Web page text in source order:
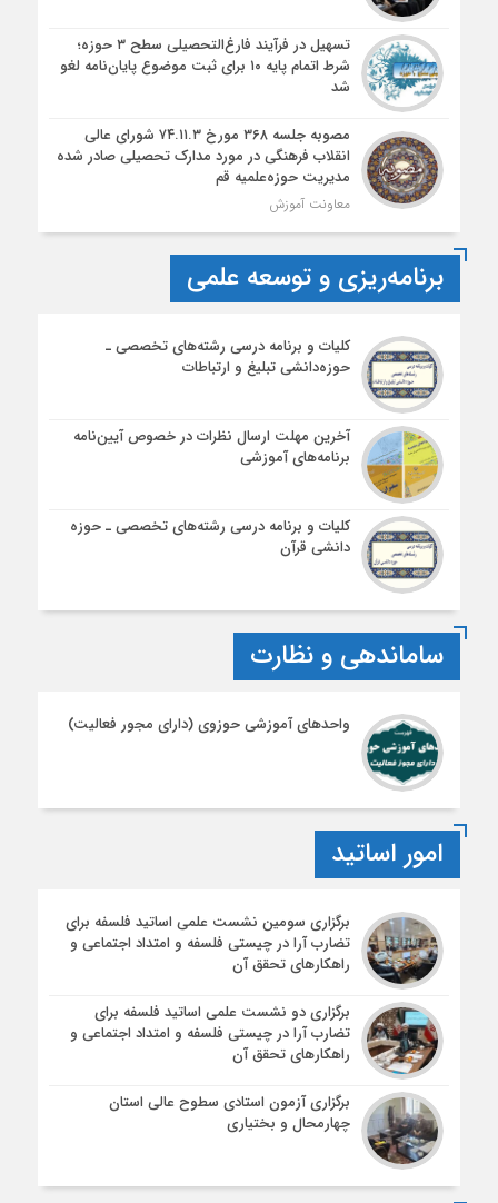
تسهیل در فرآیند فارغ‌التحصیلی سطح ۳ حوزه؛
شرط اتمام پایه ۱۰ برای ثبت موضوع پایان‌نامه لغو
شد
مصوبه جلسه ۳۶۸ مورخ ۷۴.۱۱.۳ شورای عالی
انقلاب فرهنگی در مورد مدارک تحصیلی صادر شده
مدیریت حوزه‌علمیه قم
معاونت آموزش
برنامه‌ریزی و توسعه علمی
کلیات و برنامه درسی رشته‌های تخصصی ـ
حوزه‌دانشی تبلیغ و ارتباطات
آخرین مهلت ارسال نظرات در خصوص آیین‌نامه‌
برنامه‌های آموزشی
کلیات و برنامه درسی رشته‌های تخصصی ـ حوزه
دانشی قرآن
ساماندهی و نظارت
واحدهای آموزشی حوزوی (دارای مجور فعالیت)
امور اساتید
برگزاری سومین نشست علمی اساتید فلسفه برای
تضارب آرا در چیستی فلسفه و امتداد اجتماعی و
راهکارهای تحقق آن
برگزاری دو نشست علمی اساتید فلسفه برای
تضارب آرا در چیستی فلسفه و امتداد اجتماعی و
راهکارهای تحقق آن
برگزاری آزمون استادی سطوح عالی استان
چهارمحال و بختیاری